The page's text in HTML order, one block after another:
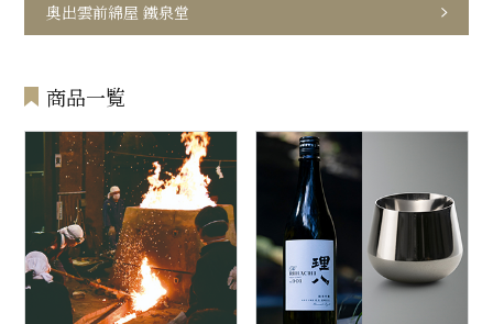
奥出雲前綿屋 鐵泉堂
商品一覧